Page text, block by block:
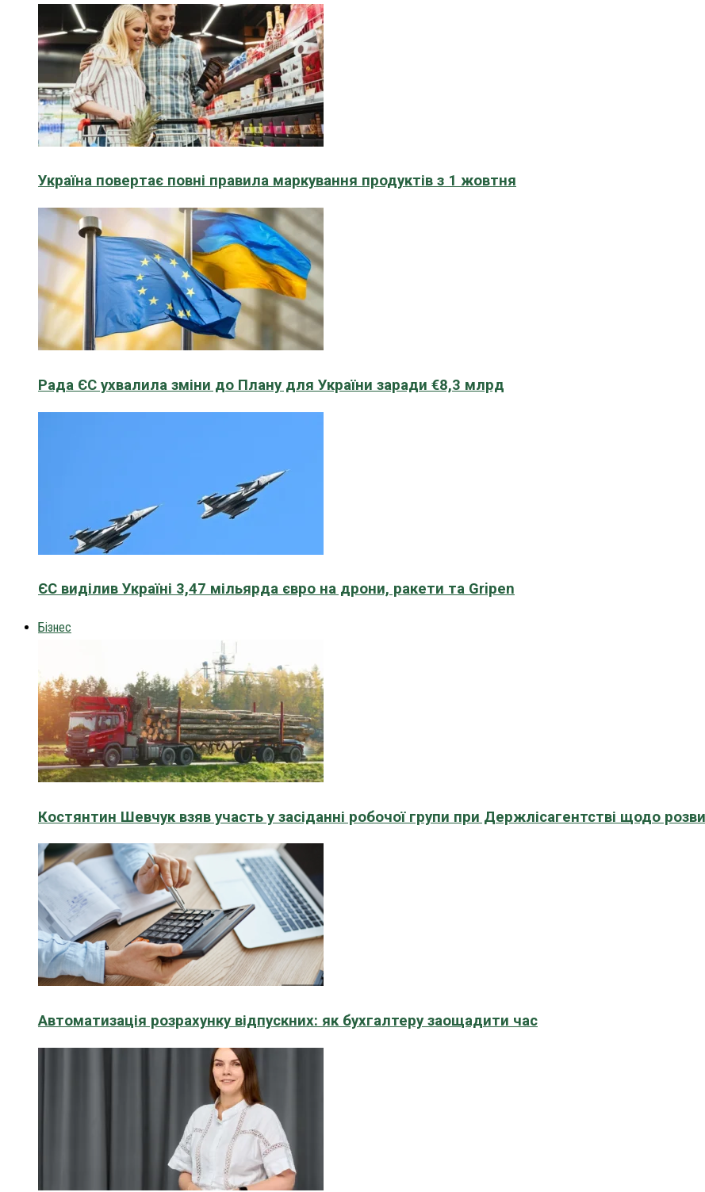
Україна повертає повні правила маркування продуктів з 1 жовтня
Рада ЄС ухвалила зміни до Плану для України заради €8,3 млрд
ЄС виділив Україні 3,47 мільярда євро на дрони, ракети та Gripen
Бізнес
Костянтин Шевчук взяв участь у засіданні робочої групи при Держлісагентстві щодо
Автоматизація розрахунку відпускних: як бухгалтеру заощадити час